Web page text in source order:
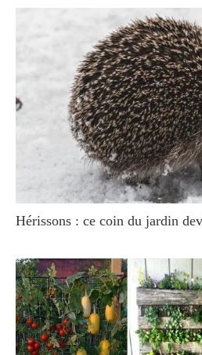
Hérissons : ce coin du jardin